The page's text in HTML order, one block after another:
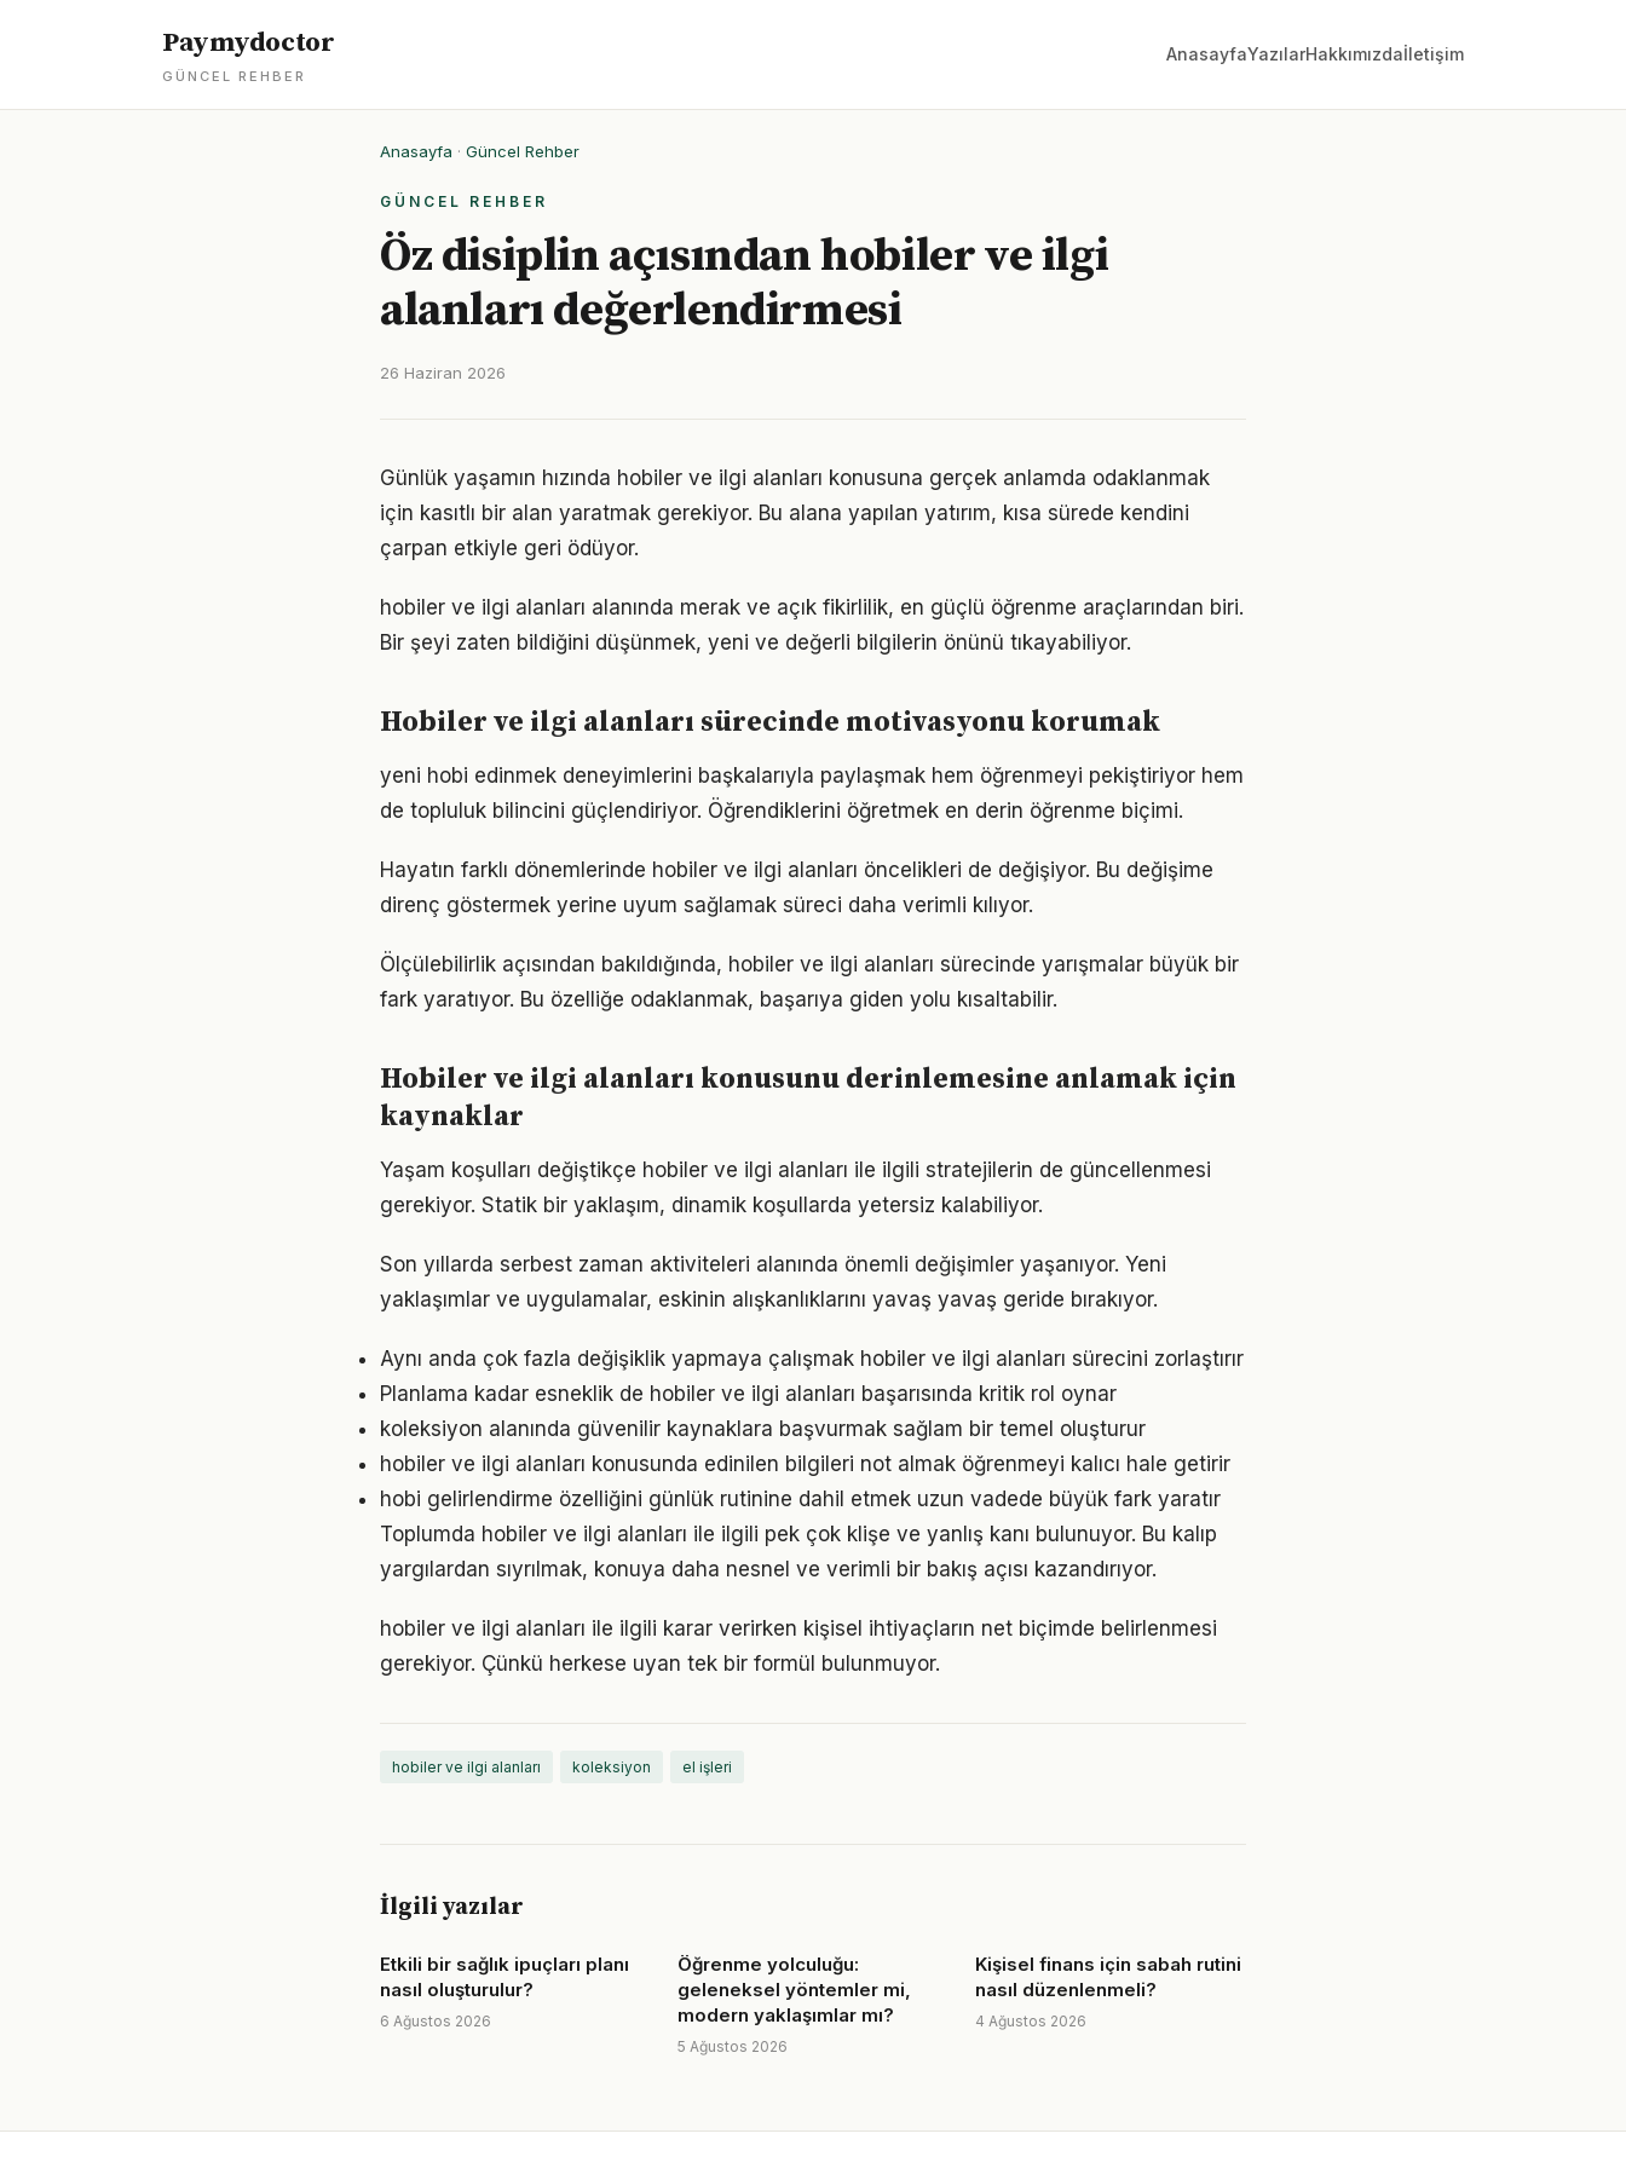
Paymydoctor
GÜNCEL REHBER
AnasayfaYazılarHakkımızdaİletişim
Anasayfa · Güncel Rehber
GÜNCEL REHBER
Öz disiplin açısından hobiler ve ilgi
alanları değerlendirmesi
26 Haziran 2026
Günlük yaşamın hızında hobiler ve ilgi alanları konusuna gerçek anlamda odaklanmak
için kasıtlı bir alan yaratmak gerekiyor. Bu alana yapılan yatırım, kısa sürede kendini
çarpan etkiyle geri ödüyor.
hobiler ve ilgi alanları alanında merak ve açık fikirlilik, en güçlü öğrenme araçlarından biri.
Bir şeyi zaten bildiğini düşünmek, yeni ve değerli bilgilerin önünü tıkayabiliyor.
Hobiler ve ilgi alanları sürecinde motivasyonu korumak
yeni hobi edinmek deneyimlerini başkalarıyla paylaşmak hem öğrenmeyi pekiştiriyor hem
de topluluk bilincini güçlendiriyor. Öğrendiklerini öğretmek en derin öğrenme biçimi.
Hayatın farklı dönemlerinde hobiler ve ilgi alanları öncelikleri de değişiyor. Bu değişime
direnç göstermek yerine uyum sağlamak süreci daha verimli kılıyor.
Ölçülebilirlik açısından bakıldığında, hobiler ve ilgi alanları sürecinde yarışmalar büyük bir
fark yaratıyor. Bu özelliğe odaklanmak, başarıya giden yolu kısaltabilir.
Hobiler ve ilgi alanları konusunu derinlemesine anlamak için
kaynaklar
Yaşam koşulları değiştikçe hobiler ve ilgi alanları ile ilgili stratejilerin de güncellenmesi
gerekiyor. Statik bir yaklaşım, dinamik koşullarda yetersiz kalabiliyor.
Son yıllarda serbest zaman aktiviteleri alanında önemli değişimler yaşanıyor. Yeni
yaklaşımlar ve uygulamalar, eskinin alışkanlıklarını yavaş yavaş geride bırakıyor.
Aynı anda çok fazla değişiklik yapmaya çalışmak hobiler ve ilgi alanları sürecini zorlaştırır
Planlama kadar esneklik de hobiler ve ilgi alanları başarısında kritik rol oynar
koleksiyon alanında güvenilir kaynaklara başvurmak sağlam bir temel oluşturur
hobiler ve ilgi alanları konusunda edinilen bilgileri not almak öğrenmeyi kalıcı hale getirir
hobi gelirlendirme özelliğini günlük rutinine dahil etmek uzun vadede büyük fark yaratır
Toplumda hobiler ve ilgi alanları ile ilgili pek çok klişe ve yanlış kanı bulunuyor. Bu kalıp
yargılardan sıyrılmak, konuya daha nesnel ve verimli bir bakış açısı kazandırıyor.
hobiler ve ilgi alanları ile ilgili karar verirken kişisel ihtiyaçların net biçimde belirlenmesi
gerekiyor. Çünkü herkese uyan tek bir formül bulunmuyor.
hobiler ve ilgi alanları koleksiyon el işleri
İlgili yazılar
Etkili bir sağlık ipuçları planı
nasıl oluşturulur?
6 Ağustos 2026
Öğrenme yolculuğu:
geleneksel yöntemler mi,
modern yaklaşımlar mı?
5 Ağustos 2026
Kişisel finans için sabah rutini
nasıl düzenlenmeli?
4 Ağustos 2026